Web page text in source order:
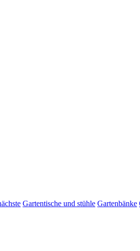
Gartentische und stühle Gartenbänke